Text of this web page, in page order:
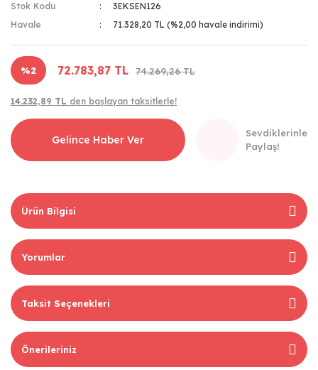
Stok Kodu
3EKSEN126
Havale
71.328,20 TL (%2,00 havale indirimi)
%2 72.783,87 TL 74.269,26 TL
14.232,89 TL den başlayan taksitlerle!
Gelince Haber Ver
Sevdiklerinle
Paylaş!
Ürün Bilgisi
Yorumlar
Taksit Seçenekleri
Önerileriniz